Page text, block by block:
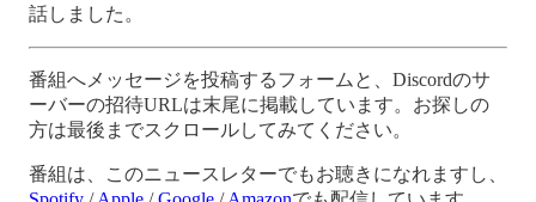
話しました。
番組へメッセージを投稿するフォームと、Discordのサ
ーバーの招待URLは末尾に掲載しています。お探しの
方は最後までスクロールしてみてください。
番組は、このニュースレターでもお聴きになれますし、